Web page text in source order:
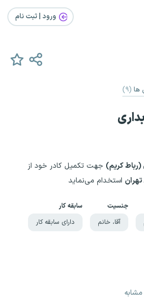
ورود | ثبت‌ نام
ها (۹)
(رباط کریم) جهت تکمیل کادر خود از
استخدام می‌نماید
جنسیت
آقا، خانم
سابقه کار
دارای سابقه کار